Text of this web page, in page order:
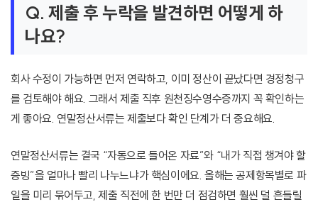
Q. 제출 후 누락을 발견하면 어떻게 하
나요?
회사 수정이 가능하면 먼저 연락하고, 이미 정산이 끝났다면 경정청구
를 검토해야 해요. 그래서 제출 직후 원천징수영수증까지 꼭 확인하는
게 좋아요. 연말정산서류는 제출보다 확인 단계가 더 중요해요.
연말정산서류는 결국 “자동으로 들어온 자료”와 “내가 직접 챙겨야 할
증빙”을 얼마나 빨리 나누느냐가 핵심이에요. 올해는 공제항목별로 파
일을 미리 묶어두고, 제출 직전에 한 번만 더 점검하면 훨씬 덜 흔들릴